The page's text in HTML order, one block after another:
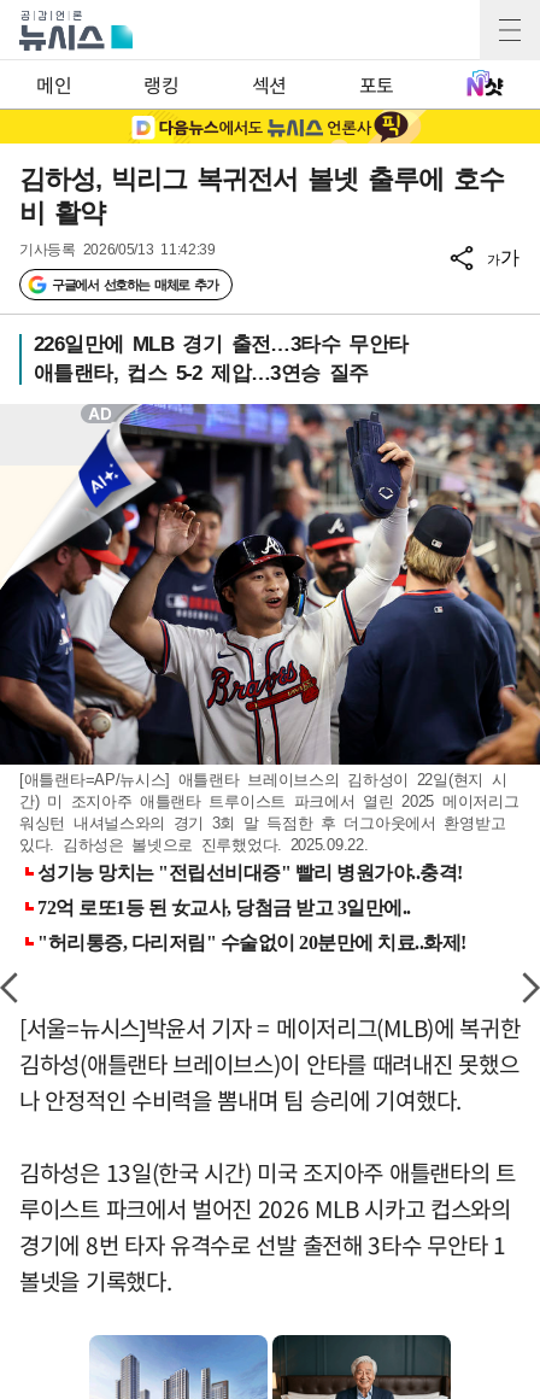
메인 랭킹 섹션 포토
김하성, 빅리그 복귀전서 볼넷 출루에 호수
비 활약
기사등록 2026/05/13 11:42:39
구글에서 선호하는 매체로 추가
가가
226일만에 MLB 경기 출전…3타수 무안타
애틀랜타, 컵스 5-2 제압…3연승 질주
[애틀랜타=AP/뉴시스] 애틀랜타 브레이브스의 김하성이 22일(현지 시
간) 미 조지아주 애틀랜타 트루이스트 파크에서 열린 2025 메이저리그
워싱턴 내셔널스와의 경기 3회 말 득점한 후 더그아웃에서 환영받고
있다. 김하성은 볼넷으로 진루했었다. 2025.09.22.
[서울=뉴시스]박윤서 기자 = 메이저리그(MLB)에 복귀한
김하성(애틀랜타 브레이브스)이 안타를 때려내진 못했으
나 안정적인 수비력을 뽐내며 팀 승리에 기여했다.
김하성은 13일(한국 시간) 미국 조지아주 애틀랜타의 트
루이스트 파크에서 벌어진 2026 MLB 시카고 컵스와의
경기에 8번 타자 유격수로 선발 출전해 3타수 무안타 1
볼넷을 기록했다.